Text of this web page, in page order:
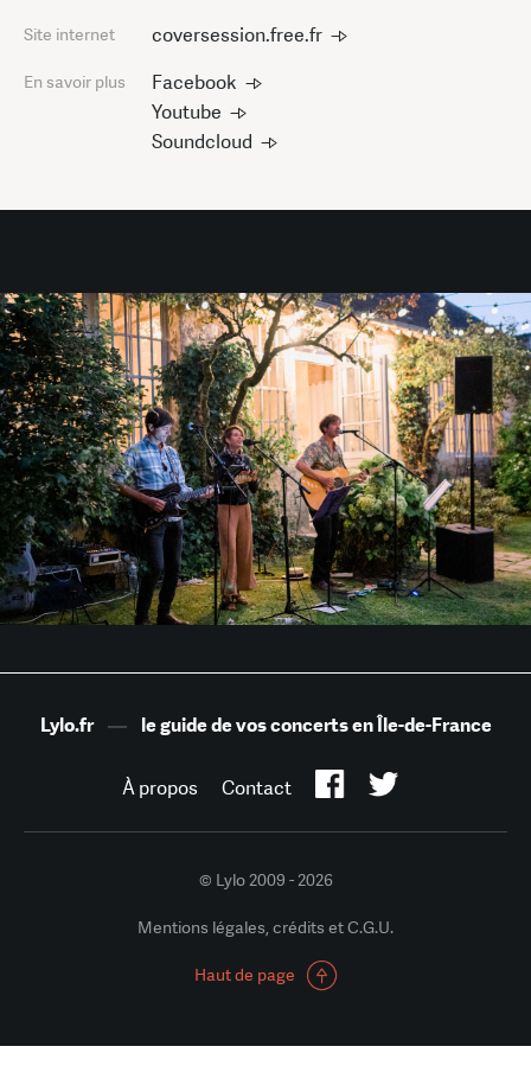
Site internet coversession.free.fr
En savoir plus
Facebook
Youtube
Soundcloud
Lylo.fr— le guide de vos concerts en Île-de-France
À propos Contact
© Lylo 2009 - 2026
Mentions légales, crédits et C.G.U.
Haut de page